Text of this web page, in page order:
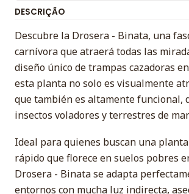
DESCRIÇÃO
Descubre la Drosera - Binata, una
carnívora que atraerá todas las
diseño único de trampas cazadoras
esta planta no solo es visualmente
que también es altamente funcional,
insectos voladores y terrestres de
Ideal para quienes buscan una
rápido que florece en suelos pobres
Drosera - Binata se adapta
entornos con mucha luz indirecta,